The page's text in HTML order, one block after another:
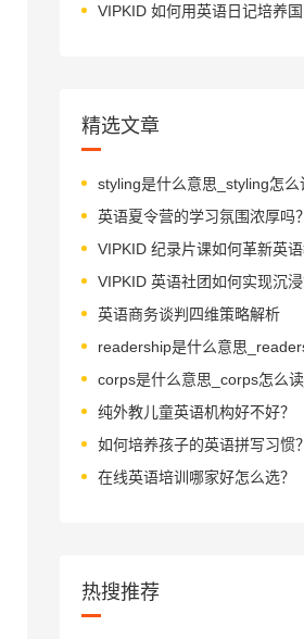
精选文章
英语夏令营的学习氛围浓厚吗？
英语商务谈判四维策略解析
纯外教儿童英语机构好不好？
如何培养孩子的英语拼写习惯？
在线英语培训哪家好怎么选？
热搜推荐